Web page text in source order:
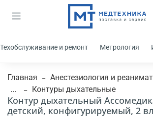
Техобслуживание и ремонт Метрология
Главная
Анестезиология и
...
Контуры дыхательные
Контур дыхательный
детский, конфигурируемый, 2